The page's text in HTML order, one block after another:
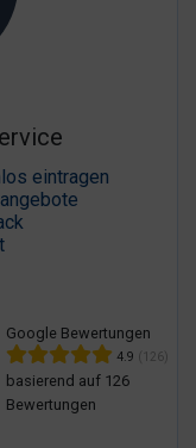
eintragen
Google Bewertungen
4.9 (126)
basierend auf 126
Bewertungen